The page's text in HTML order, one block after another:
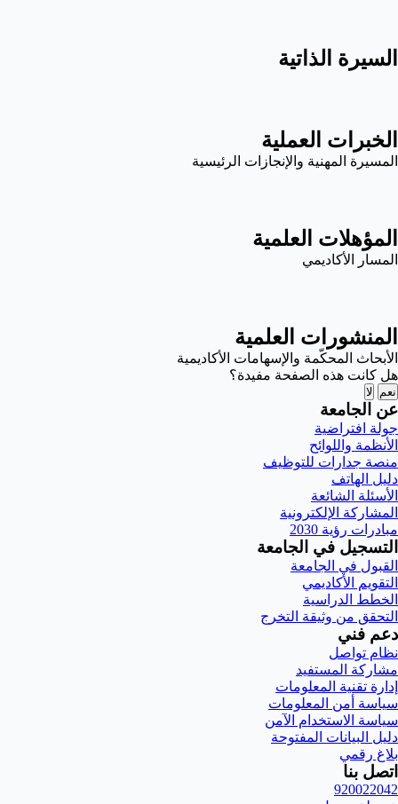
السيرة الذاتية
الخبرات العملية
المسيرة المهنية والإنجازات الرئيسية
المؤهلات العلمية
المسار الأكاديمي
المنشورات العلمية
الأبحاث المحكّمة والإسهامات الأكاديمية
هل كانت هذه الصفحة مفيدة؟
نعم لا
عن الجامعة
جولة افتراضية
الأنظمة واللوائح
منصة جدارات للتوظيف
دليل الهاتف
الأسئلة الشائعة
المشاركة الإلكترونية
مبادرات رؤية 2030
التسجيل في الجامعة
القبول في الجامعة
التقويم الأكاديمي
الخطط الدراسية
التحقق من وثيقة التخرج
دعم فني
نظام تواصل
مشاركة المستفيد
إدارة تقنية المعلومات
سياسة أمن المعلومات
سياسة الاستخدام الآمن
دليل البيانات المفتوحة
بلاغ رقمي
اتصل بنا
920022042